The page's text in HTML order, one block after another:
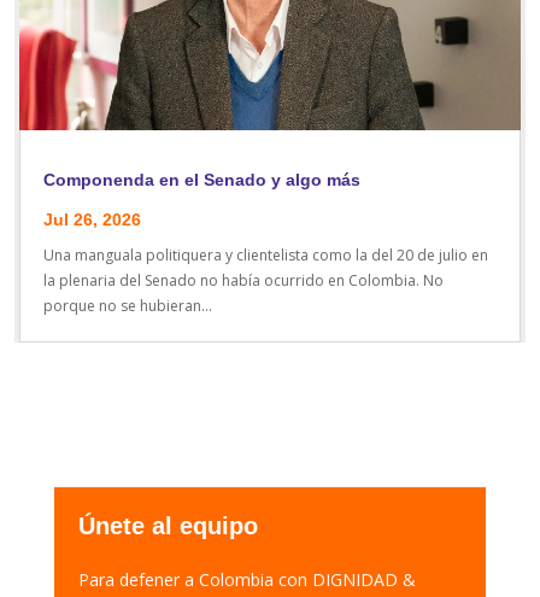
Componenda en el Senado y algo más
Jul 26, 2026
Una manguala politiquera y clientelista como la del 20 de julio en
la plenaria del Senado no había ocurrido en Colombia. No
porque no se hubieran...
Únete al equipo
Para defener a Colombia con DIGNIDAD &